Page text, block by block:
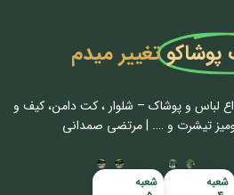
پوشاکوتغییر میدم
لباس‌ و پوشاک – شلوار ، کت دامن، کیف و
تیشرت و …. | مرتضی صمدانی
شعبه
شعبه